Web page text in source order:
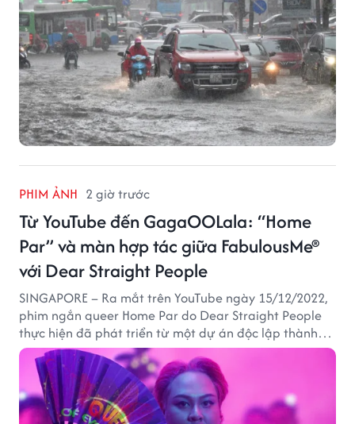
PHIM ẢNH 2 giờ trước
Từ YouTube đến GagaOOLala: “Home
Par” và màn hợp tác giữa FabulousMe®
với Dear Straight People
SINGAPORE – Ra mắt trên YouTube ngày 15/12/2022,
phim ngắn queer Home Par do Dear Straight People
thực hiện đã phát triển từ một dự án độc lập thành
tác phẩm tiếp cận khán giả quốc tế thông qua nền
tảng LGBTQ+ GagaOOLala. FabulousMe tham gia với
vai trò nhà tài trợ chính thức, trong khi nhà sáng lập
Lan Vu đảm nhiệm vị trí executive producer.